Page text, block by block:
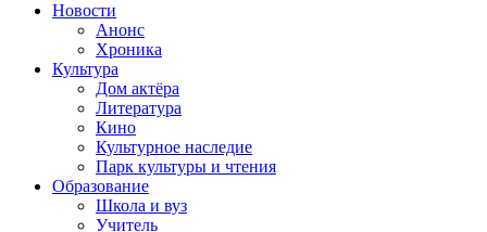
Новости
Анонс
Хроника
Культура
Дом актёра
Литература
Кино
Культурное наследие
Парк культуры и чтения
Образование
Школа и вуз
Учитель